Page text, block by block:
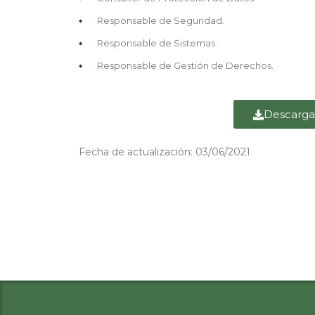
Responsable de Seguridad.
Responsable de Sistemas.
Responsable de Gestión de Derechos.
Fecha de actualización: 03/06/2021